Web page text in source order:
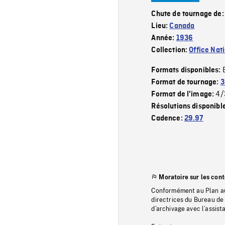
Chute de tournage de:
Lieu:Canada
Année: 1936
Collection:Office
Formats disponibles:
Format de tournage:
Format de l'image:4/
Résolutions
Cadence: 29.97
Moratoire sur les
Conformément au Plan
directrices du Bureau
d’archivage avec